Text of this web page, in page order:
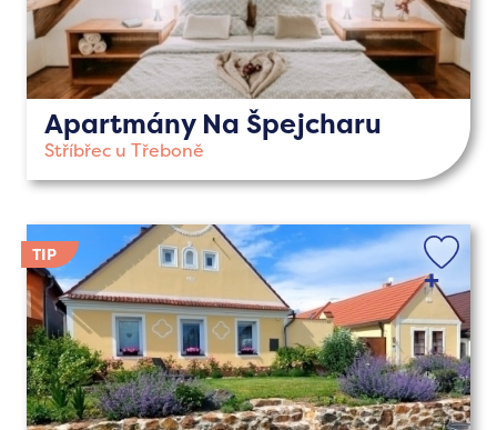
Apartmány Na Špejcharu
Stříbřec u Třeboně